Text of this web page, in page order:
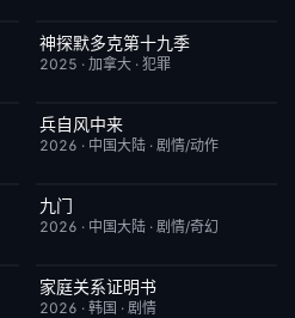
更新至第07集
神探默多克第十九季
2025 · 加拿大 · 犯罪
更新至第30集
兵自风中来
2026 · 中国大陆 · 剧情/动作
更新至第16集
九门
2026 · 中国大陆 · 剧情/奇幻
更新至第23集
家庭关系证明书
2026 · 韩国 · 剧情